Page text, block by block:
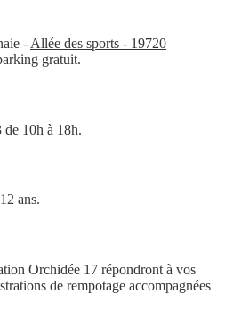
- Allée des sports - 19720
gratuit.
de 10h à 18h.
ans.
Orchidée 1 7 répondront à vos
strations de rempotage accompagnées